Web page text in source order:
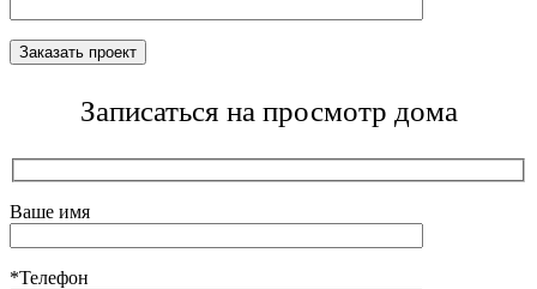
Записаться на просмотр дома
Ваше имя
*Телефон